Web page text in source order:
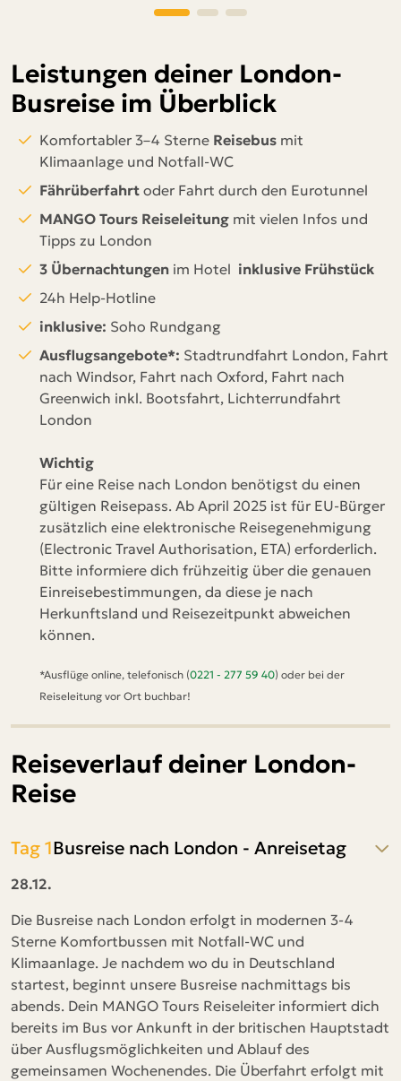
Leistungen deiner London-
Busreise im Überblick
Komfortabler 3–4 Sterne Reisebus mit
Klimaanlage und Notfall-WC
Fährüberfahrt oder Fahrt durch den Eurotunnel
MANGO Tours Reiseleitung mit vielen Infos und
Tipps zu London
3 Übernachtungen im Hotel inklusive Frühstück
24h Help-Hotline
inklusive: Soho Rundgang
Ausflugsangebote*: Stadtrundfahrt London, Fahrt
nach Windsor, Fahrt nach Oxford, Fahrt nach
Greenwich inkl. Bootsfahrt, Lichterrundfahrt
London
Wichtig
Für eine Reise nach London benötigst du einen
gültigen Reisepass. Ab April 2025 ist für EU-Bürger
zusätzlich eine elektronische Reisegenehmigung
(Electronic Travel Authorisation, ETA) erforderlich.
Bitte informiere dich frühzeitig über die genauen
Einreisebestimmungen, da diese je nach
Herkunftsland und Reisezeitpunkt abweichen
können.
*Ausflüge online, telefonisch (0221 - 277 59 40) oder bei der
Reiseleitung vor Ort buchbar!
Reiseverlauf deiner London-
Reise
Tag 1Busreise nach London - Anreisetag
28.12.
Die Busreise nach London erfolgt in modernen 3-4
Sterne Komfortbussen mit Notfall-WC und
Klimaanlage. Je nachdem wo du in Deutschland
startest, beginnt unsere Busreise nachmittags bis
abends. Dein MANGO Tours Reiseleiter informiert dich
bereits im Bus vor Ankunft in der britischen Hauptstadt
über Ausflugsmöglichkeiten und Ablauf des
gemeinsamen Wochenendes. Die Überfahrt erfolgt mit